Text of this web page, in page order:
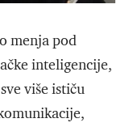
menja pod
inteligencije,
više ističu